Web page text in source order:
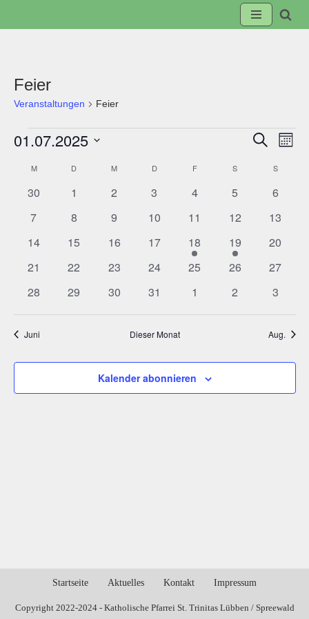
Feier
Veranstaltungen Feier
Suche
Suche
Monat
01.07.2025
wählen.
Kalender
Veranstaltungen
M D M D F S S
0
30
0
1
0
2
0
3
0
4
0
5
0
6
0
7
0
8
0
9
0
10
0
11
0
12
0
13
0
14
0
15
0
16
0
Veranstaltungen
17
1
Veranstaltung
18
1
Veranstaltung
19
0
20
0
21
0
22
0
23
0
24
0
25
0
26
0
27
0
28
0
29
0
30
0
31
0
1
0
2
0
3
Juni Dieser Monat Aug.
Kalender abonnieren
Startseite Aktuelles Kontakt Impressum
Copyright 2022-2024 - Katholische Pfarrei St. Trinitas Lübben / Spreewald